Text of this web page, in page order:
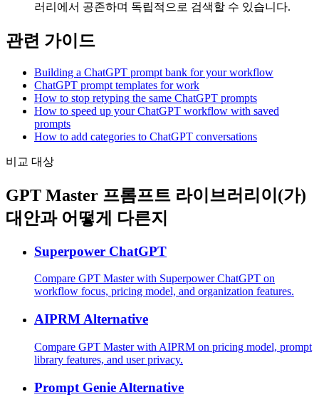
러리에서 공존하며 독립적으로 검색할 수 있습니다.
관련 가이드
Building a ChatGPT prompt bank for your workflow
ChatGPT prompt templates for work
How to stop retyping the same ChatGPT prompts
How to speed up your ChatGPT workflow with saved
prompts
How to add categories to ChatGPT conversations
비교 대상
GPT Master 프롬프트 라이브러리이(가)
대안과 어떻게 다른지
Superpower ChatGPT
Compare GPT Master with Superpower ChatGPT on
workflow focus, pricing model, and organization features.
AIPRM Alternative
Compare GPT Master with AIPRM on pricing model, prompt
library features, and user privacy.
Prompt Genie Alternative